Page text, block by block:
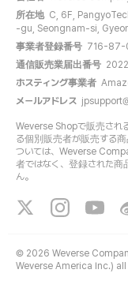
所在地 C, 6F,
-gu, Seongnam-si,
事業者登録番号 716-87-
通信販売業届出番号
ホスティング事業者
メールアドレス
Weverse Shopで販売され
る個別販売者が販売する
ついては、Weverse
者ではなく、登録された
ん。
© 2026 Weverse
Weverse America Inc.)